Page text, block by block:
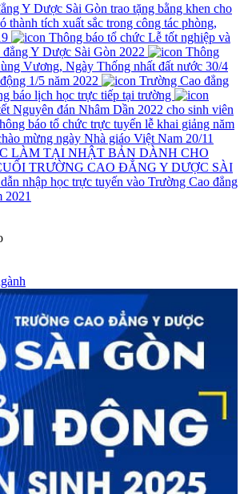
Y Dược Sài Gòn trao tặng bằng khen cho
thành tích xuất sắc trong công tác phòng,
Thông báo tổ chức Lễ tốt nghiệp và
Y Dược Sài Gòn 2022
Thông
Vương, Ngày Thống nhất đất nước 30/4
1/5 năm 2022
Trường Cao đẳng
báo lịch học trực tiếp tại trường
Nguyên đán Nhâm Dần 2022 cho sinh viên
báo tổ chức trực tuyến lễ khai giảng năm
mừng ngày Nhà giáo Việt Nam 20/11
LÀM TẠI NHẬT BẢN DÀNH CHO
TRƯỜNG CAO ĐẲNG Y DƯỢC SÀI
nhập học trực tuyến vào Trường Cao đẳng
2021